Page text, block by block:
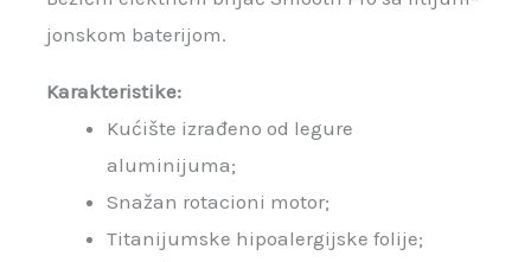
jonskom baterijom.
Karakteristike:
Kućište izrađeno od legure
aluminijuma;
Snažan rotacioni motor;
Titanijumske hipoalergijske folije;